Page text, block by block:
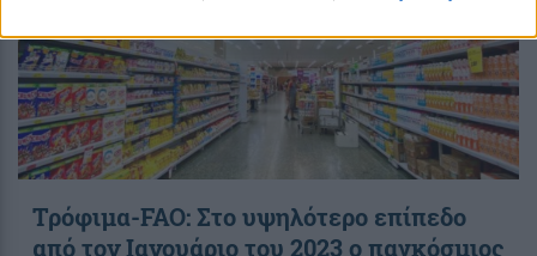
Τρόφιμα-FAO: Στο υψηλότερο επίπεδο
από τον Ιανουάριο του 2023 o παγκόσμιος